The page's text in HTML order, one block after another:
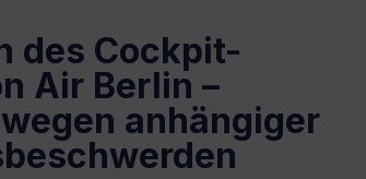
des Cockpit-
Air Berlin –
anhängiger